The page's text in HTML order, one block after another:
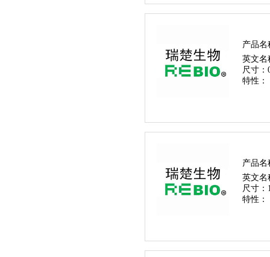
产品名
英文名
尺寸：
特性：
产品名
英文名
尺寸：
特性：